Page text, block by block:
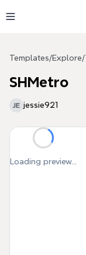
Templates/Explore/
SHMetro
JE jessie921
Loading preview...